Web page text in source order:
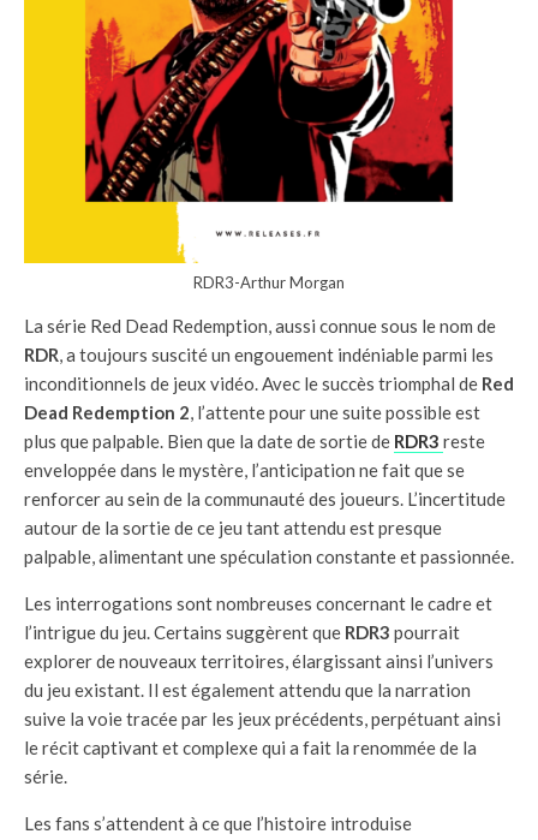
RDR3-Arthur Morgan
La série Red Dead Redemption, aussi connue sous le nom de
RDR, a toujours suscité un engouement indéniable parmi les
inconditionnels de jeux vidéo. Avec le succès triomphal de Red
Dead Redemption 2, l’attente pour une suite possible est
plus que palpable. Bien que la date de sortie de RDR3 reste
enveloppée dans le mystère, l’anticipation ne fait que se
renforcer au sein de la communauté des joueurs. L’incertitude
autour de la sortie de ce jeu tant attendu est presque
palpable, alimentant une spéculation constante et passionnée.
Les interrogations sont nombreuses concernant le cadre et
l’intrigue du jeu. Certains suggèrent que RDR3 pourrait
explorer de nouveaux territoires, élargissant ainsi l’univers
du jeu existant. Il est également attendu que la narration
suive la voie tracée par les jeux précédents, perpétuant ainsi
le récit captivant et complexe qui a fait la renommée de la
série.
Les fans s’attendent à ce que l’histoire introduise